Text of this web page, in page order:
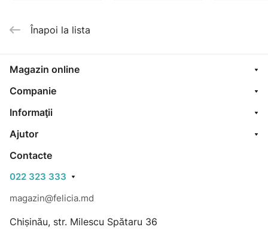
age 15ml
Înapoi la lista
Magazin online
Companie
Informaţii
Ajutor
Contacte
022 323 333
magazin@felicia.md
Chișinău, str. Milescu Spătaru 36